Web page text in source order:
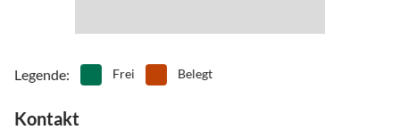
Legende: Frei Belegt
Kontakt